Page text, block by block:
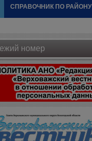
СПРАВОЧНИК ПО РАЙОНУ
номер